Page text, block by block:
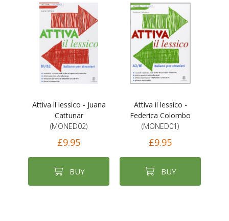
Attiva il lessico - Juana
Cattunar
(MONED02)
£9.95
BUY
Attiva il lessico -
Federica Colombo
(MONED01)
£9.95
BUY